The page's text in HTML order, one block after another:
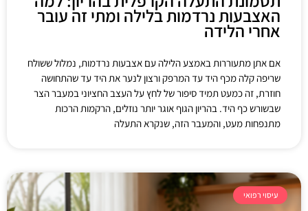
האצבעות נרדמות בלילה ומתי זה עובר
אחרי הלידה
אם אתן מתעוררות באמצע הלילה עם אצבעות נרדמות, נמלול ששולח
שריפה קלה מכף היד עד המרפק ורצון לנער את היד עד שהתחושה
חוזרת, זה כמעט תמיד סיפור של לחץ על העצב החציוני במעבר הצר
שבשורש כף היד. בהריון הגוף אוגר יותר נוזלים, הרקמות הרכות
מתנפחות מעט, והמעבר הזה, שנקרא התעלה
עיסוי רפואי